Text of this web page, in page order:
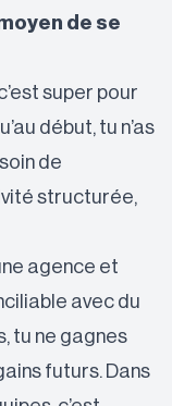
de se
super pour
début, tu n’as
de
structurée,
agence et
avec du
tu ne gagnes
futurs. Dans